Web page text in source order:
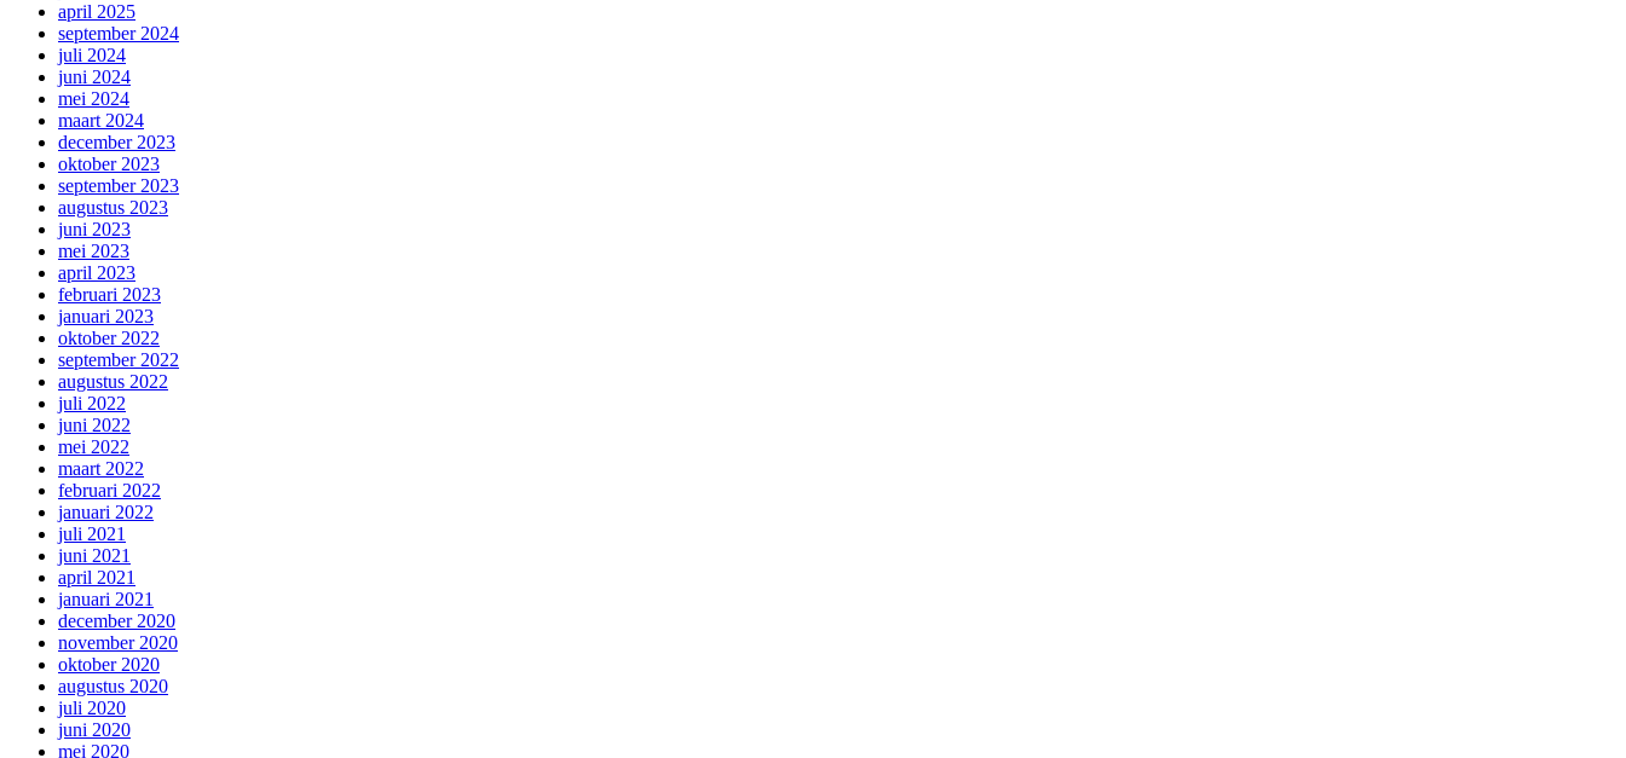
april 2025
september 2024
juli 2024
juni 2024
mei 2024
maart 2024
december 2023
oktober 2023
september 2023
augustus 2023
juni 2023
mei 2023
april 2023
februari 2023
januari 2023
oktober 2022
september 2022
augustus 2022
juli 2022
juni 2022
mei 2022
maart 2022
februari 2022
januari 2022
juli 2021
juni 2021
april 2021
januari 2021
december 2020
november 2020
oktober 2020
augustus 2020
juli 2020
juni 2020
mei 2020